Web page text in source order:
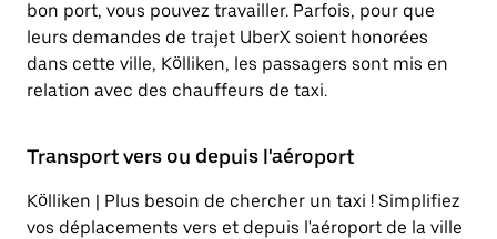
bon port, vous pouvez travailler. Parfois, pour que
leurs demandes de trajet UberX soient honorées
dans cette ville, Kölliken, les passagers sont mis en
relation avec des chauffeurs de taxi.
Transport vers ou depuis l'aéroport
Kölliken | Plus besoin de chercher un taxi ! Simplifiez
vos déplacements vers et depuis l'aéroport de la ville